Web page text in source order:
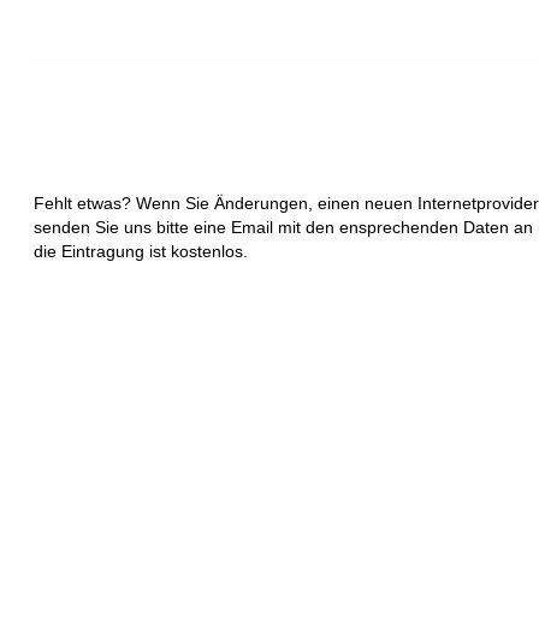
Fehlt etwas? Wenn Sie Änderungen, einen neuen
senden Sie uns bitte eine Email mit den ensprechenden Daten an
die Eintragung ist kostenlos.